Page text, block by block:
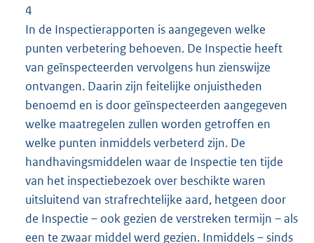
4
In de Inspectierapporten is aangegeven welke
punten verbetering behoeven. De Inspectie heeft
van geïnspecteerden vervolgens hun zienswijze
ontvangen. Daarin zijn feitelijke onjuistheden
benoemd en is door geïnspecteerden aangegeven
welke maatregelen zullen worden getroffen en
welke punten inmiddels verbeterd zijn. De
handhavingsmiddelen waar de Inspectie ten tijde
van het inspectiebezoek over beschikte waren
uitsluitend van strafrechtelijke aard, hetgeen door
de Inspectie – ook gezien de verstreken termijn – als
een te zwaar middel werd gezien. Inmiddels – sinds